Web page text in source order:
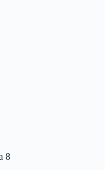
8